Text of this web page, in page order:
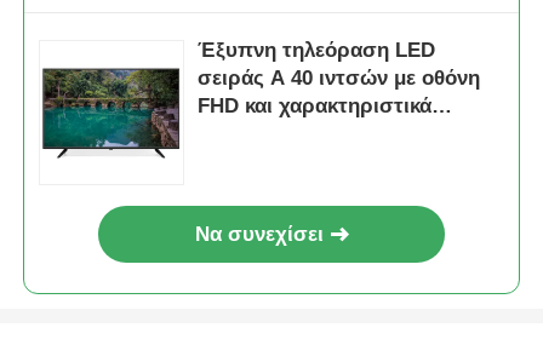
Έξυπνη τηλεόραση LED
σειράς A 40 ιντσών με οθόνη
FHD και χαρακτηριστικά
Να συνεχίσει